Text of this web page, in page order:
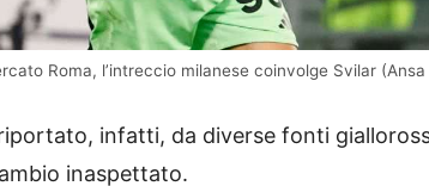
Roma, l’intreccio milanese coinvolge Svilar
infatti, da diverse fonti
inaspettato.